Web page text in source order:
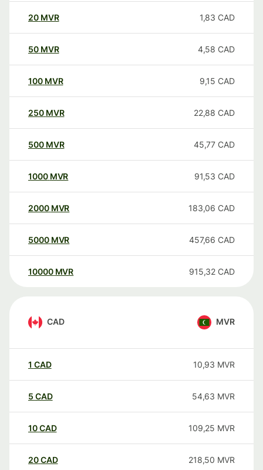
20 MVR 1,83 CAD
50 MVR 4,58 CAD
100 MVR 9,15 CAD
250 MVR 22,88 CAD
500 MVR 45,77 CAD
1000 MVR 91,53 CAD
2000 MVR 183,06 CAD
5000 MVR 457,66 CAD
10000 MVR 915,32 CAD
CAD MVR
1 CAD 10,93 MVR
5 CAD 54,63 MVR
10CAD 109,25 MVR
20CAD 218,50 MVR